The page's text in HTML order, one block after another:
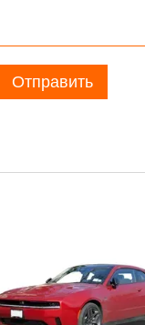
Отправить